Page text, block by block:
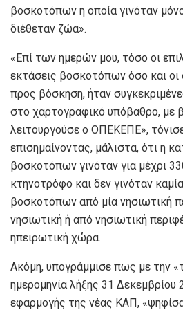
βοσκοτόπων η οποία γινόταν
διέθεταν ζώα».
«Επί των ημερών μου, τόσο οι
εκτάσεις βοσκοτόπων όσο και οι
προς βόσκηση, ήταν
στο χαρτογραφικό υπόβαθρο, με
λειτουργούσε ο ΟΠΕΚΕΠΕ»,
επισημαίνοντας, μάλιστα, ότι η
βοσκοτόπων γινόταν για μέχρι
κτηνοτρόφο και δεν γινόταν
βοσκοτόπων από μία νησιωτική
νησιωτική ή από νησιωτική
ηπειρωτική χώρα.
Ακόμη, υπογράμμισε πως με την
ημερομηνία λήξης 31 Δεκεμβρίου
εφαρμογής της νέας ΚΑΠ,